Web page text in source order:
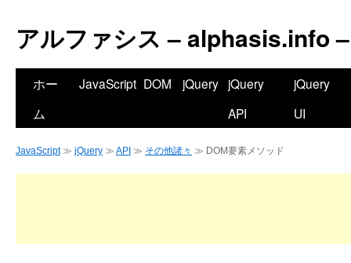
アルファシス – alphasis.info –
ホー
ム
JavaScript DOM jQuery jQuery
API
jQuery
UI
JavaScript≫ jQuery ≫ API ≫ その他諸々 ≫ DOM要素メソッド